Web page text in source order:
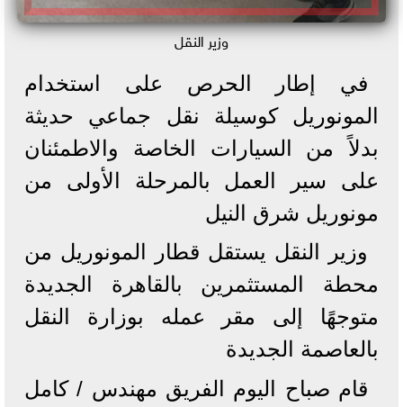
وزير النقل
في إطار الحرص على استخدام
المونوريل كوسيلة نقل جماعي حديثة
بدلاً من السيارات الخاصة والاطمئنان
على سير العمل بالمرحلة الأولى من
مونوريل شرق النيل
وزير النقل يستقل قطار المونوريل من
محطة المستثمرين بالقاهرة الجديدة
متوجهًا إلى مقر عمله بوزارة النقل
بالعاصمة الجديدة
قام صباح اليوم الفريق مهندس / كامل